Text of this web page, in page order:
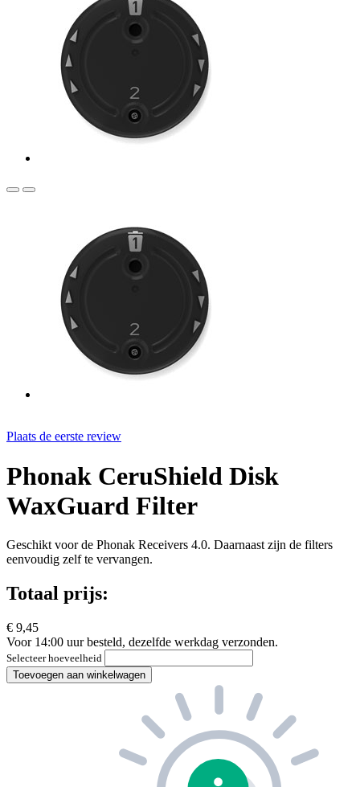
Plaats de eerste review
Phonak CeruShield Disk
WaxGuard Filter
Geschikt voor de Phonak Receivers 4.0. Daarnaast zijn de filters
eenvoudig zelf te vervangen.
Totaal prijs:
€ 9,45
Voor 14:00 uur besteld, dezelfde werkdag verzonden.
Selecteer hoeveelheid
Toevoegen aan winkelwagen